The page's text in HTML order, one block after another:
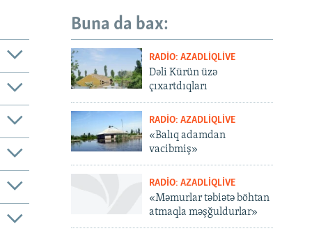
Buna da bax:
RADIO: AZADLIQLIVE
Dəli Kürün üzə
çıxartdıqları
RADIO: AZADLIQLIVE
«Balıq adamdan
vacibmiş»
RADIO: AZADLIQLIVE
«Məmurlar təbiətə böhtan
atmaqla məşğuldurlar»